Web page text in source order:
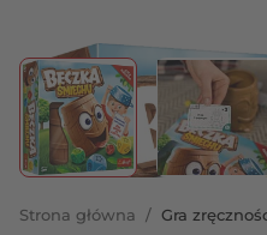
View larger image
View
Strona główna / Gra